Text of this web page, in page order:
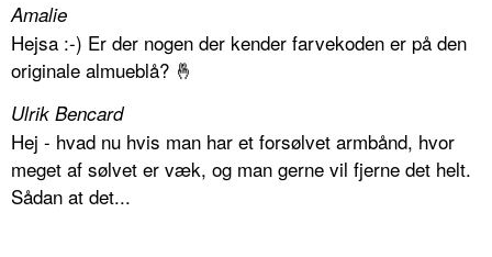
Amalie
Hejsa :-) Er der nogen der kender farvekoden er på den
originale almueblå? 🤞
Ulrik Bencard
Hej - hvad nu hvis man har et forsølvet armbånd, hvor
meget af sølvet er væk, og man gerne vil fjerne det helt.
Sådan at det...